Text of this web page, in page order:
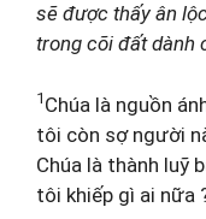
sẽ được thấy ân
trong cõi đất dành
1 Chúa là nguồn
tôi còn sợ người
Chúa là thành luỹ
tôi khiếp gì ai nữa